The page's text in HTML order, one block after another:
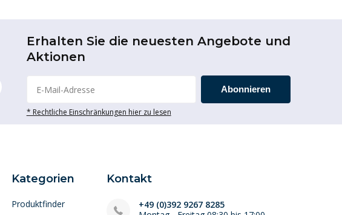
Erhalten Sie die neuesten Angebote und
Aktionen
Abonnieren
* Rechtliche Einschränkungen hier zu lesen
Kategorien
Produktfinder
Kontakt
+49 (0)392 9267 8285